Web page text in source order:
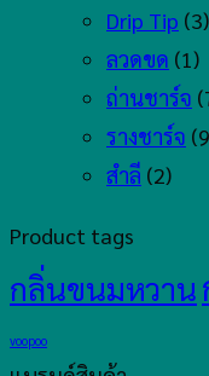
Drip Tip (3)
ลวดขด (1)
ถ่านชาร์จ
รางชาร์จ
สำลี (2)
Product tags
กลิ่นขนมหวาน
voopoo